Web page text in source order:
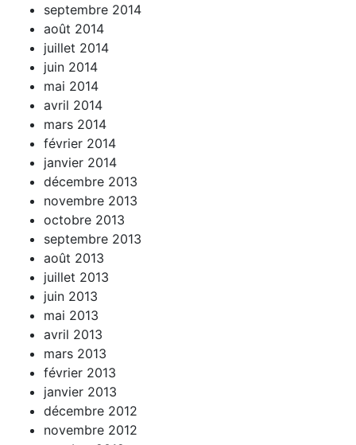
septembre 2014
août 2014
juillet 2014
juin 2014
mai 2014
avril 2014
mars 2014
février 2014
janvier 2014
décembre 2013
novembre 2013
octobre 2013
septembre 2013
août 2013
juillet 2013
juin 2013
mai 2013
avril 2013
mars 2013
février 2013
janvier 2013
décembre 2012
novembre 2012